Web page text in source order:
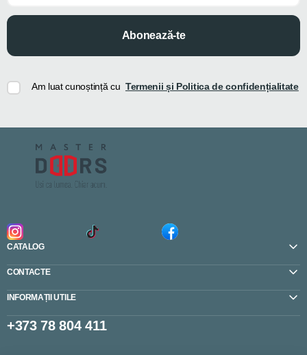
Abonează-te
Am luat cunoștință cu Termenii și Politica de confidențialitate
CATALOG
CONTACTE
INFORMAȚII UTILE
+373 78 804 411